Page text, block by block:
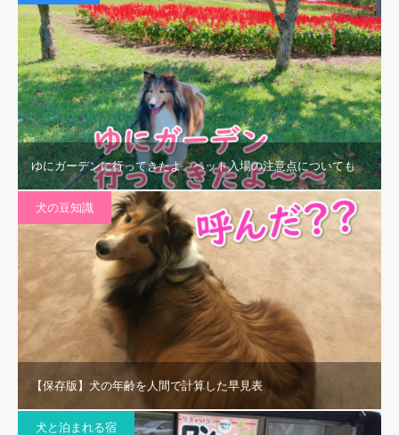
ゆにガーデンに行ってきたよ。ペット入場の注意点についても
犬の豆知識
【保存版】犬の年齢を人間で計算した早見表
犬と泊まれる宿